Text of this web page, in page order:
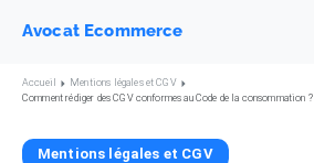
Avocat Ecommerce
Accueil
Mentions légales et CGV
Comment rédiger des CGV conformes au Code de la consommation ?
Mentions légales et CGV